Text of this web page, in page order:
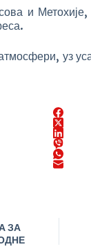
и
атмосфери, уз
ЗА